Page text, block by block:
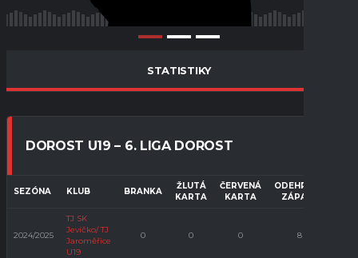
STATISTIKY
DOROST U19 – 6. LIGA DOROST
SEZÓNA KLUB BRANKA
ŽLUTÁ
KARTA
ČERVENÁ
KARTA
ODEHRANÉ
ZÁPASY
2024/2025
TJ SK
Jevíčko/ TJ
Jaroměřice
U19
0 0 0 8